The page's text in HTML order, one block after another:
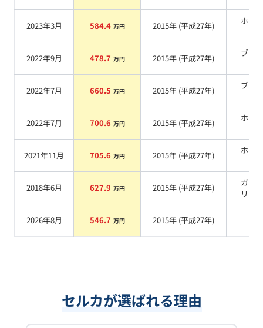
2023年3月 584.4 万円 2015年 (平成27年)
ホワ
2022年9月 478.7 万円 2015年 (平成27年)
ブラ
2022年7月 660.5 万円 2015年 (平成27年)
ブラ
2022年7月 700.6 万円 2015年 (平成27年)
ホワ
2021年11月 705.6 万円 2015年 (平成27年)
ホワ
2018年6月 627.9 万円 2015年 (平成27年)
ガン
リック
2026年8月 546.7 万円 2015年 (平成27年)
セルカが選ばれる理由